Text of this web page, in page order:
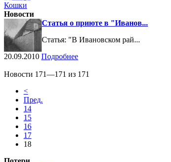
Кошки
Новости
Статья о приюте в "Иванов...
Статья: "В Ивановском рай...
20.09.2010 Подробнее
Новости 171—171 из 171
<
Пред.
14
15
16
17
18